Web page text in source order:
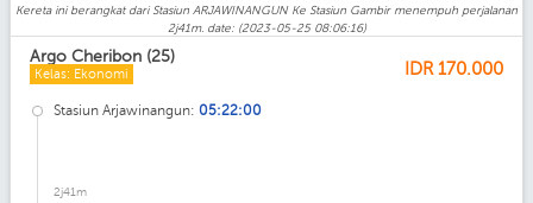
Kereta ini berangkat dari Stasiun ARJAWINANGUN Ke Stasiun Gambir menempuh perjalanan
2j41m. date: (2023-05-25 08:06:16)
Argo Cheribon (25)
Kelas: Ekonomi IDR 170.000
Stasiun Arjawinangun: 05:22:00
2j41m